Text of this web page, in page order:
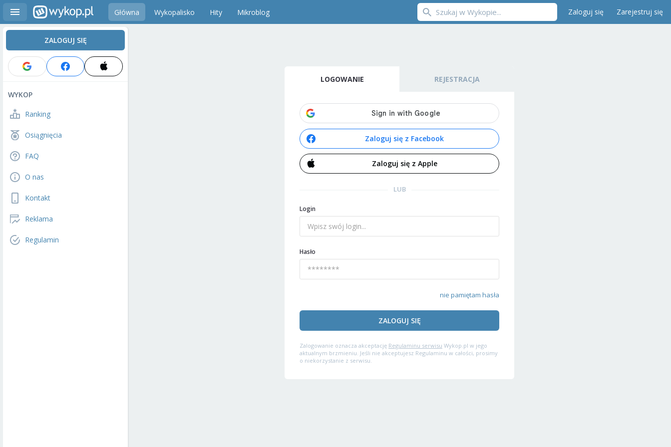
Główna Wykopalisko Hity Mikroblog Zaloguj się Zarejestruj się
ZALOGUJ SIĘ
WYKOP
Ranking
Osiągnięcia
FAQ
O nas
Kontakt
Reklama
Regulamin
LOGOWANIE REJESTRACJA
Zaloguj się z Facebook
Zaloguj się z Apple
LUB
Login
Hasło
nie pamiętam hasła
ZALOGUJ SIĘ
Zalogowanie oznacza akceptację Regulaminu serwisu Wykop.pl w jego
aktualnym brzmieniu. Jeśli nie akceptujesz Regulaminu w całości, prosimy
o niekorzystanie z serwisu.